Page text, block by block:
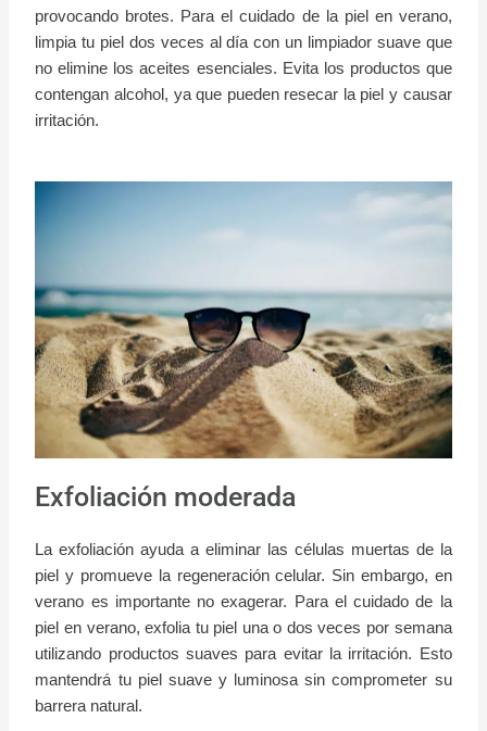
provocando brotes. Para el cuidado de la piel en verano,
limpia tu piel dos veces al día con un limpiador suave que
no elimine los aceites esenciales. Evita los productos que
contengan alcohol, ya que pueden resecar la piel y causar
irritación.
Exfoliación moderada
La exfoliación ayuda a eliminar las células muertas de la
piel y promueve la regeneración celular. Sin embargo, en
verano es importante no exagerar. Para el cuidado de la
piel en verano, exfolia tu piel una o dos veces por semana
utilizando productos suaves para evitar la irritación. Esto
mantendrá tu piel suave y luminosa sin comprometer su
barrera natural.